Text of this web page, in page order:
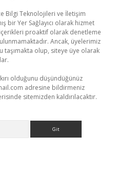
Bilgi Teknolojileri ve İletişim
bir Yer Sağlayıcı olarak hizmet
proaktif olarak denetleme
Ancak, üyelerimiz
taşımakta olup, siteye üye olarak
olduğunu düşündüğünüz
adresine bildirmeniz
sitemizden kaldırılacaktır.